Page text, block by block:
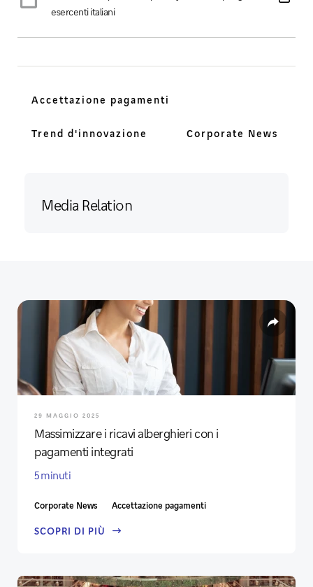
esercenti italiani
Accettazione pagamenti
Trend d'innovazione Corporate News
Media Relation
29 MAGGIO 2025
Massimizzare i ricavi alberghieri con i
pagamenti integrati
5 minuti
Corporate News Accettazione pagamenti
SCOPRI DI PIÙ